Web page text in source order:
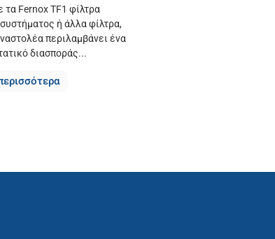
τα Fernox TF1 φίλτρα
ή άλλα φίλτρα,
περιλαμβάνει ένα
διασποράς...